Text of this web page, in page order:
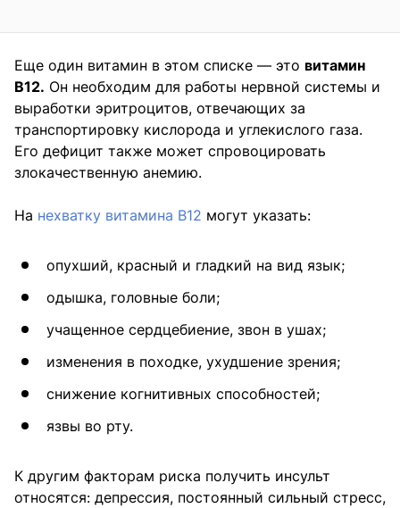
Еще один витамин в этом списке — это витамин
В12. Он необходим для работы нервной системы и
выработки эритроцитов, отвечающих за
транспортировку кислорода и углекислого газа.
Его дефицит также может спровоцировать
злокачественную анемию.
На нехватку витамина В12 могут указать:
опухший, красный и гладкий на вид язык;
одышка, головные боли;
учащенное сердцебиение, звон в ушах;
изменения в походке, ухудшение зрения;
снижение когнитивных способностей;
язвы во рту.
К другим факторам риска получить инсульт
относятся: депрессия, постоянный сильный стресс,